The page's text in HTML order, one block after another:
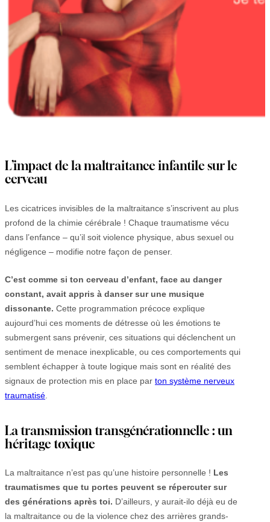
L’impact de la maltraitance infantile sur le
cerveau
Les cicatrices invisibles de la maltraitance s’inscrivent au plus
profond de la chimie cérébrale ! Chaque traumatisme vécu
dans l’enfance – qu’il soit violence physique, abus sexuel ou
négligence – modifie notre façon de penser.
C’est comme si ton cerveau d’enfant, face au danger
constant, avait appris à danser sur une musique
dissonante. Cette programmation précoce explique
aujourd’hui ces moments de détresse où les émotions te
submergent sans prévenir, ces situations qui déclenchent un
sentiment de menace inexplicable, ou ces comportements qui
semblent échapper à toute logique mais sont en réalité des
signaux de protection mis en place par ton système nerveux
traumatisé.
La transmission transgénérationnelle : un
héritage toxique
La maltraitance n’est pas qu’une histoire personnelle ! Les
traumatismes que tu portes peuvent se répercuter sur
des générations après toi. D’ailleurs, y aurait-ilo déjà eu de
la maltraitance ou de la violence chez des arrières grands-